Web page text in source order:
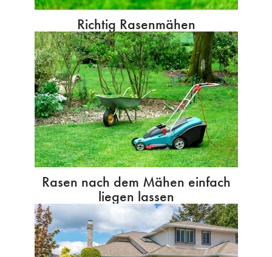
Richtig Rasenmähen
Rasen nach dem Mähen einfach
liegen lassen